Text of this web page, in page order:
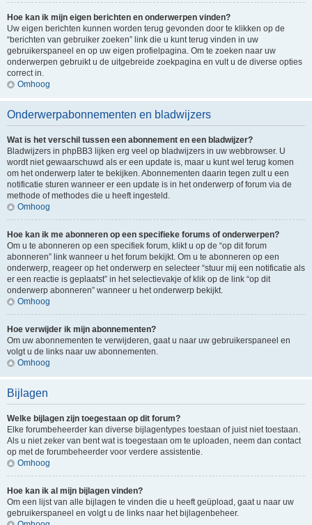
Hoe kan ik mijn eigen berichten en onderwerpen vinden?
Uw eigen berichten kunnen worden terug gevonden door te klikken op de
“berichten van gebruiker zoeken” link die u kunt terug vinden in uw
gebruikerspaneel en op uw eigen profielpagina. Om te zoeken naar uw
onderwerpen gebruikt u de uitgebreide zoekpagina en vult u de diverse opties
correct in.
Omhoog
Onderwerpabonnementen en bladwijzers
Wat is het verschil tussen een abonnement en een bladwijzer?
Bladwijzers in phpBB3 lijken erg veel op bladwijzers in uw webbrowser. U
wordt niet gewaarschuwd als er een update is, maar u kunt wel terug komen
om het onderwerp later te bekijken. Abonnementen daarin tegen zult u een
notificatie sturen wanneer er een update is in het onderwerp of forum via de
methode of methodes die u heeft ingesteld.
Omhoog
Hoe kan ik me abonneren op een specifieke forums of onderwerpen?
Om u te abonneren op een specifiek forum, klikt u op de “op dit forum
abonneren” link wanneer u het forum bekijkt. Om u te abonneren op een
onderwerp, reageer op het onderwerp en selecteer “stuur mij een notificatie als
er een reactie is geplaatst” in het selectievakje of klik op de link “op dit
onderwerp abonneren” wanneer u het onderwerp bekijkt.
Omhoog
Hoe verwijder ik mijn abonnementen?
Om uw abonnementen te verwijderen, gaat u naar uw gebruikerspaneel en
volgt u de links naar uw abonnementen.
Omhoog
Bijlagen
Welke bijlagen zijn toegestaan op dit forum?
Elke forumbeheerder kan diverse bijlagentypes toestaan of juist niet toestaan.
Als u niet zeker van bent wat is toegestaan om te uploaden, neem dan contact
op met de forumbeheerder voor verdere assistentie.
Omhoog
Hoe kan ik al mijn bijlagen vinden?
Om een lijst van alle bijlagen te vinden die u heeft geüpload, gaat u naar uw
gebruikerspaneel en volgt u de links naar het bijlagenbeheer.